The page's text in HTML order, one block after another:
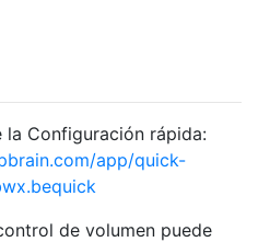
la Configuración rápida:
app/quick-
de volumen puede